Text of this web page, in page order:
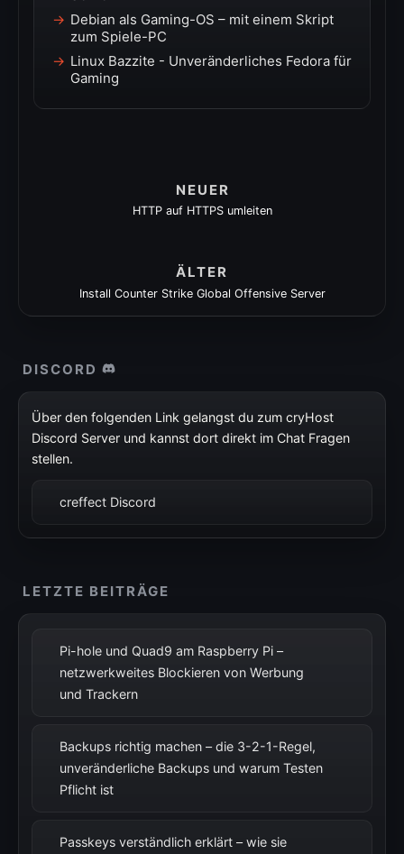
Debian als Gaming-OS – mit einem Skript
zum Spiele-PC
Linux Bazzite - Unveränderliches Fedora für
Gaming
NEUER
HTTP auf HTTPS umleiten
ÄLTER
Install Counter Strike Global Offensive Server
DISCORD
Über den folgenden Link gelangst du zum cryHost
Discord Server und kannst dort direkt im Chat Fragen
stellen.
creffect Discord
LETZTE BEITRÄGE
Pi-hole und Quad9 am Raspberry Pi –
netzwerkweites Blockieren von Werbung
und Trackern
Backups richtig machen – die 3-2-1-Regel,
unveränderliche Backups und warum Testen
Pflicht ist
Passkeys verständlich erklärt – wie sie